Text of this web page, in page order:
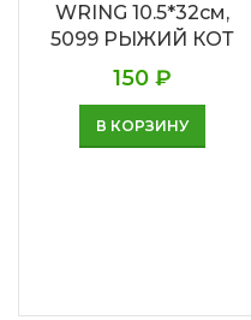
WRING 10.5*32см,
5099 РЫЖИЙ КОТ
150₽
В КОРЗИНУ